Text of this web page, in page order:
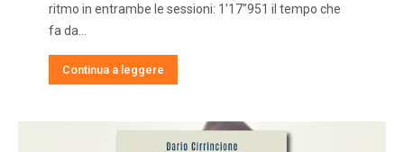
ritmo in entrambe le sessioni: 1'17"951 il tempo che
fa da…
Continua a leggere